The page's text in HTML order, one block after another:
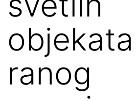
objekata
ranog